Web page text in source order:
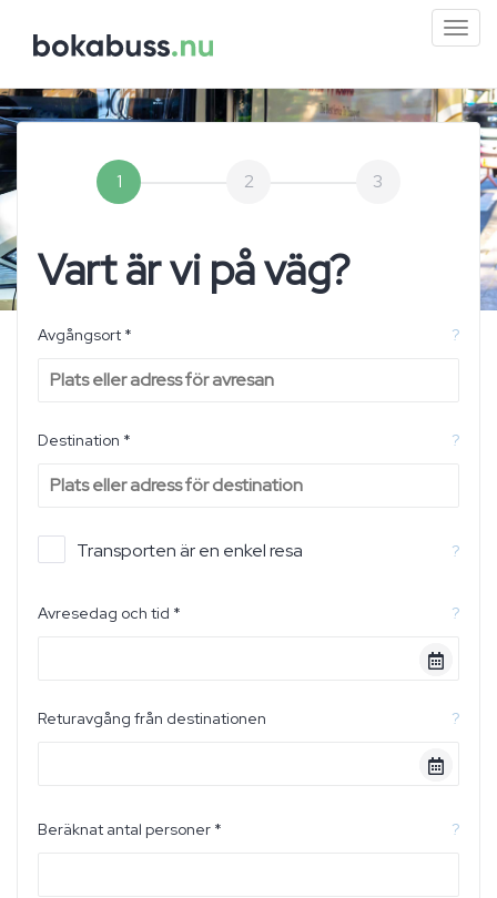
1 2 3
Vart är vi på väg?
Avgångsort * ?
Destination * ?
Transporten är en enkel resa ?
Avresedag och tid * ?
Returavgång från destinationen ?
Beräknat antal personer * ?